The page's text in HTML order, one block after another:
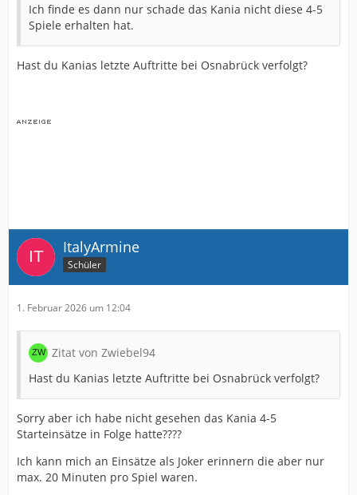
Ich finde es dann nur schade das Kania nicht diese 4-5
Spiele erhalten hat.
Hast du Kanias letzte Auftritte bei Osnabrück verfolgt?
ItalyArmine
Schüler
1. Februar 2026 um 12:04
Zitat von Zwiebel94
Hast du Kanias letzte Auftritte bei Osnabrück verfolgt?
Sorry aber ich habe nicht gesehen das Kania 4-5
Starteinsätze in Folge hatte????
Ich kann mich an Einsätze als Joker erinnern die aber nur
max. 20 Minuten pro Spiel waren.